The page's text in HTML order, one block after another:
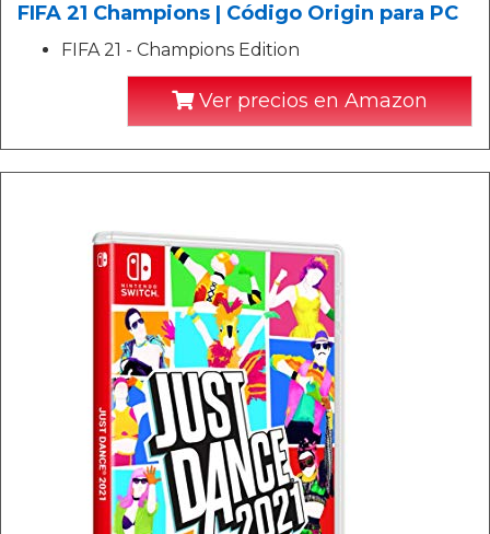
FIFA 21 Champions | Código Origin para PC
FIFA 21 - Champions Edition
Ver precios en Amazon